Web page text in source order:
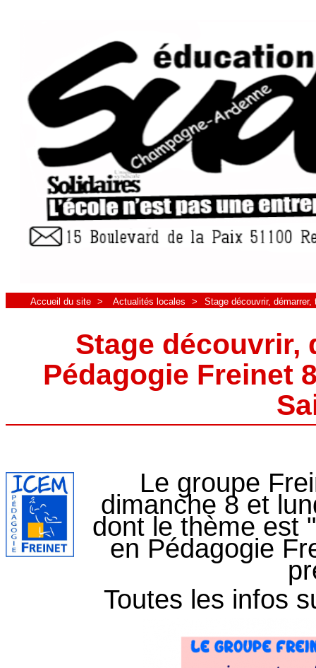
Accueil du site > Actualités locales > Stage découvrir,
Stage découvrir,
Pédagogie Freinet
Le groupe
dimanche 8 et
dont le thème est
en Pédagogie
Toutes les infos